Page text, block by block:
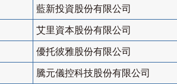
藍新投資股份有限公司
艾里資本股份有限公司
優托彼雅股份有限公司
騰元儀控科技股份有限公司